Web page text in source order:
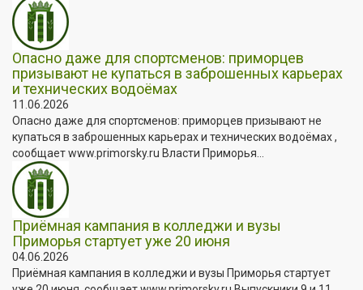
Опасно даже для спортсменов: приморцев
призывают не купаться в заброшенных карьерах
и технических водоёмах
11.06.2026
Опасно даже для спортсменов: приморцев призывают не
купаться в заброшенных карьерах и технических водоёмах ,
сообщает www.primorsky.ru Власти Приморья...
Приёмная кампания в колледжи и вузы
Приморья стартует уже 20 июня
04.06.2026
Приёмная кампания в колледжи и вузы Приморья стартует